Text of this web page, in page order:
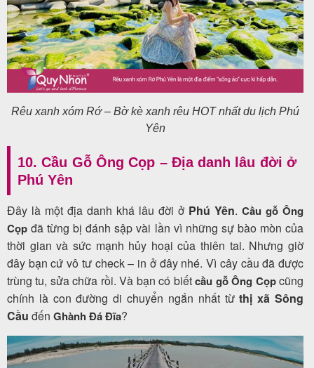
Rêu xanh xóm Rớ – Bờ kè xanh rêu HOT nhất du lịch Phú
Yên
10. Cầu Gỗ Ông Cọp – Địa danh lâu đời ở
Phú Yên
Đây là một địa danh khá lâu đời ở Phú Yên. Cầu gỗ Ông
Cọp đã từng bị đánh sập vài lần vì những sự bào mòn của
thời gian và sức mạnh hủy hoại của thiên tai. Nhưng giờ
đây bạn cứ vô tư check – in ở đây nhé. Vì cây cầu đã được
trùng tu, sửa chữa rồi. Và bạn có biếtcầu gỗ Ông Cọpcũng
chính là con đường di chuyển ngắn nhất từthị xã Sông
Cầu đến Ghành Đá Đĩa?